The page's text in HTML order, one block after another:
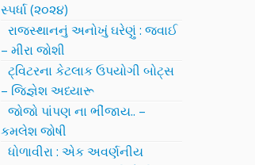
સ્પર્ધા (૨૦૨૪)
રાજસ્થાનનું અનોખું ઘરેણું : જવાઈ
– મીરા જોશી
ટ્વિટરના કેટલાક ઉપયોગી બોટ્સ
– જિજ્ઞેશ અધ્યારૂ
જોજો પાંપણ ના ભીંજાય.. –
કમલેશ જોષી
ધોળાવીરા : એક અવર્ણનીય